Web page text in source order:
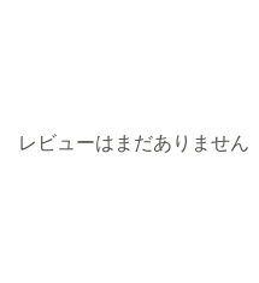
レビューはまだありません